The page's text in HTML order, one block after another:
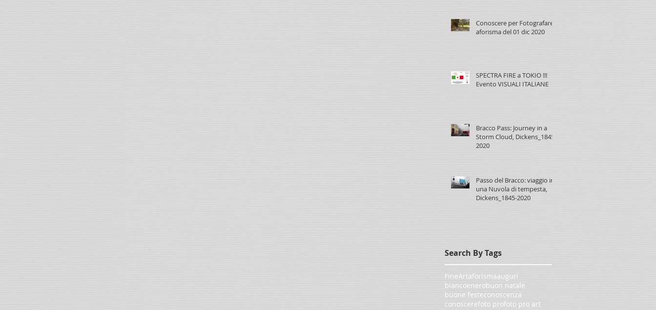
Conoscere per Fotografare,
aforisma del 01 dic 2020
SPECTRA FIRE a TOKIO !!!
Evento VISUALI ITALIANE
Bracco Pass: Journey in a
Storm Cloud, Dickens_1845-
2020
Passo del Bracco: viaggio in
una Nuvola di tempesta,
Dickens_1845-2020
Search By Tags
FineArtaforismaauguri
biancoenerobuon natale
buone festeconoscenza
conoscerefoto profoto pro art